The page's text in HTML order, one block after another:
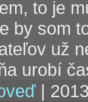
to je
by som
už
urobí
|